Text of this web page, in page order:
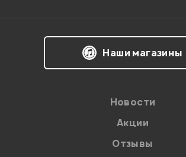
Наши магазины
Новости
Акции
Отзывы